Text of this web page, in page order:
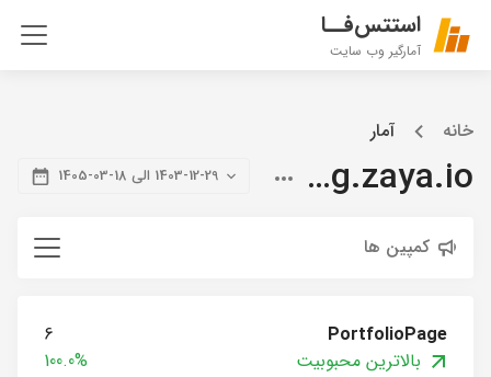
استتس‌فــا
آمارگیر وب سایت
خانه آمار
blog.zaya.io 1403-12-29 الی 18-03-1405
کمپین ها
PortfolioPage
6
بالاترین محبوبیت
100.0%